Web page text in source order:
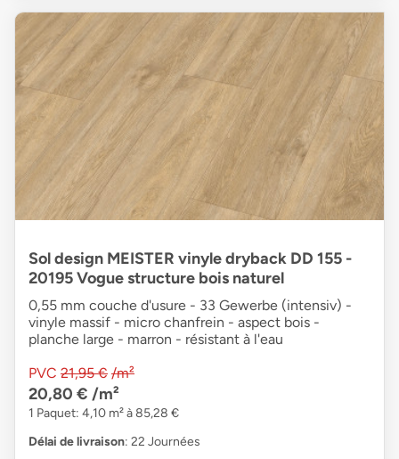
Sol design MEISTER vinyle dryback DD 155 -
20195 Vogue structure bois naturel
0,55 mm couche d'usure - 33 Gewerbe (intensiv) -
vinyle massif - micro chanfrein - aspect bois -
planche large - marron - résistant à l'eau
PVC 21,95 € /m²
20,80 € /m²
1 Paquet: 4,10 m² à 85,28 €
Délai de livraison: 22 Journées